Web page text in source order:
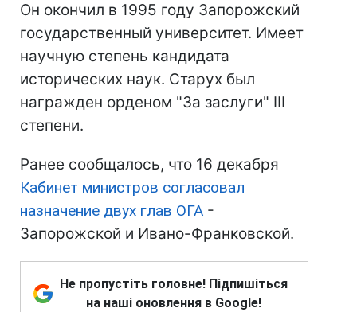
Он окончил в 1995 году Запорожский
государственный университет. Имеет
научную степень кандидата
исторических наук. Старух был
награжден орденом "За заслуги" III
степени.
Ранее сообщалось, что 16 декабря
Кабинет министров согласовал
назначение двух глав ОГА -
Запорожской и Ивано-Франковской.
Не пропустіть головне! Підпишіться
на наші оновлення в Google!